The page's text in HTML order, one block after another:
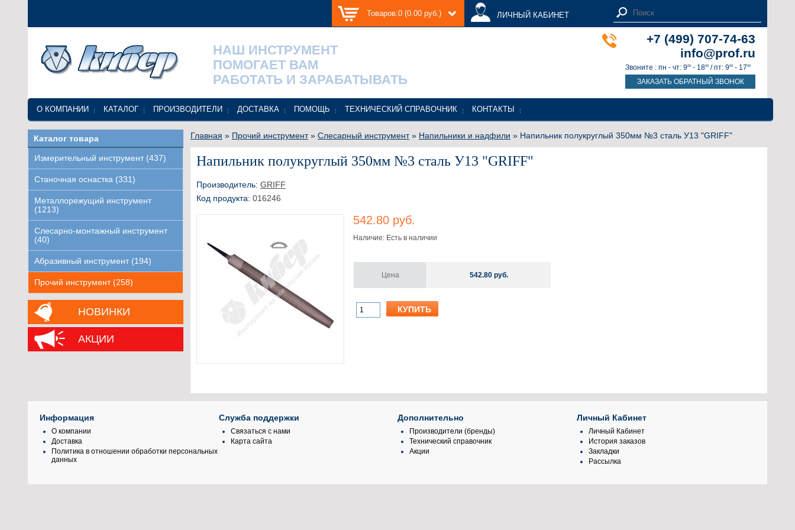
Товаров:0 (0.00 руб.) ЛИЧНЫЙ КАБИНЕТ
НАШ ИНСТРУМЕНТ
ПОМОГАЕТ ВАМ
РАБОТАТЬ И ЗАРАБАТЫВАТЬ
ЗАКАЗАТЬ ОБРАТНЫЙ ЗВОНОК
+7 (499) 707-74-63
info@prof.ru
Звоните : пн - чт: 900 - 1800 / пт: 900 - 1700
О КОМПАНИИ КАТАЛОГ ПРОИЗВОДИТЕЛИ ДОСТАВКА ПОМОЩЬ ТЕХНИЧЕСКИЙ СПРАВОЧНИК КОНТАКТЫ
Каталог товара
Измерительный инструмент (437)
Станочная оснастка (331)
Металлорежущий инструмент
(1213)
Слесарно-монтажный инструмент
(40)
Абразивный инструмент (194)
Прочий инструмент (258)
НОВИНКИ
АКЦИИ
Главная » Прочий инструмент» Слесарный инструмент» Напильники и надфили » Напильник полукруглый 350мм №3 сталь У13 "GRIFF"
Напильник полукруглый 350мм №3 сталь У13 "GRIFF"
Производитель: GRIFF
Код продукта: 016246
542.80 руб.
Наличие: Есть в наличии
Цена 542.80 руб.
Информация
О компании
Доставка
Политика в отношении обработки персональных
данных
Служба поддержки
Связаться с нами
Карта сайта
Дополнительно
Производители (бренды)
Технический справочник
Акции
Личный Кабинет
Личный Кабинет
История заказов
Закладки
Рассылка